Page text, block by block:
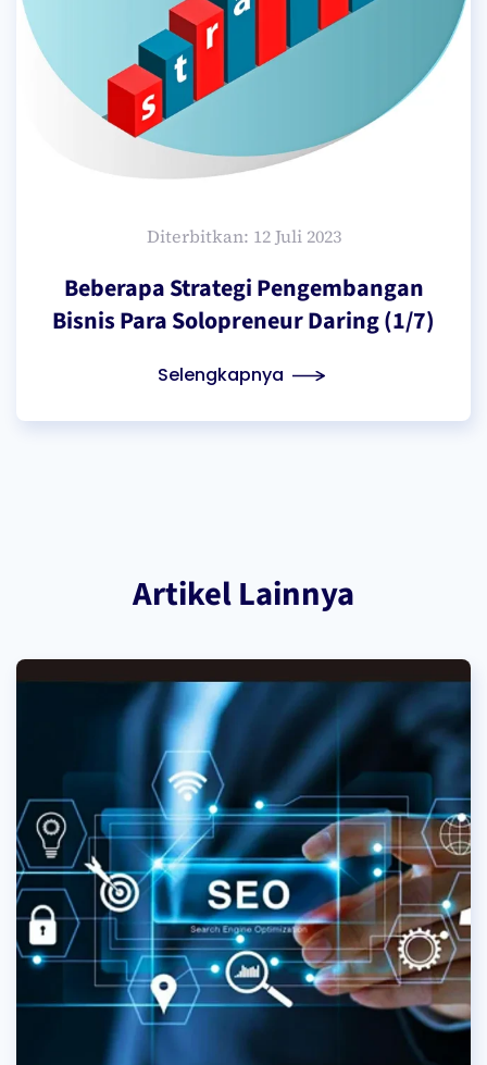
Diterbitkan: 12 Juli 2023
Beberapa Strategi Pengembangan
Bisnis Para Solopreneur Daring (1/7)
Selengkapnya
Artikel Lainnya